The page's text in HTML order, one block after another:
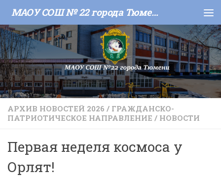
Skip to content МАОУ СОШ № 22 города Тюмени
АРХИВ НОВОСТЕЙ 2026 / ГРАЖДАНСКО-
ПАТРИОТИЧЕСКОЕ НАПРАВЛЕНИЕ / НОВОСТИ
Первая неделя космоса у
Орлят!